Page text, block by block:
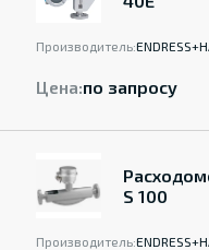
Производитель:
Цена:по запросу
S 100
Производитель: